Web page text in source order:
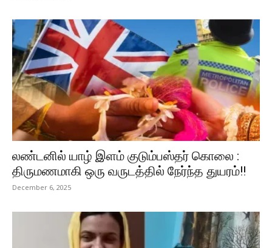
லண்டனில் யாழ் இளம் குடும்பஸ்தர் கொலை :
திருமணமாகி ஒரு வருடத்தில் நேர்ந்த துயரம்!!
December 6, 2025